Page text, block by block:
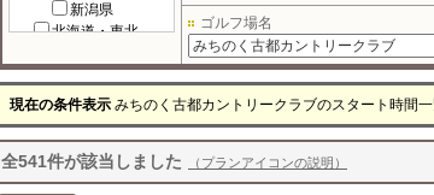
新潟県
北海道・東北
宮城県
福島県
秋田県
青森県
山形県
ゴルフ場名
現在の条件表示 みちのく古都カントリークラブのスタート時間
全541件が該当しました （プランアイコンの説明）